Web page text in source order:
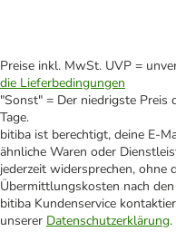
Preise inkl. MwSt. UVP =
die Lieferbedingungen
"Sonst" = Der niedrigste
Tage.
bitiba ist berechtigt, deine E-
ähnliche Waren oder
jederzeit widersprechen, ohne
Übermittlungskosten nach
bitiba Kundenservice
unserer Datenschutzerklärung.